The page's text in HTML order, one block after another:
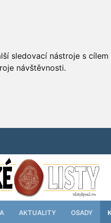
sledovací nástroje s
návštěvnosti.
AKTUALITY OSADY